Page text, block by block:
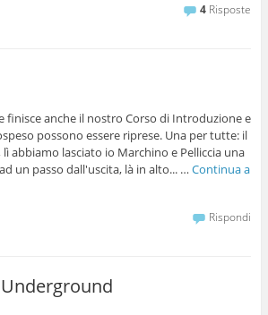
4 Risposte
finisce anche il nostro Corso di Introduzione e
possono essere riprese. Una per tutte: il
lì abbiamo lasciato io Marchino e Pelliccia una
un passo dall'uscita, là in alto... … Continua a
Rispondi